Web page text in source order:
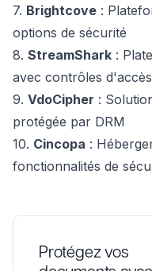
7. Brightcove :
options de sécurité
8. StreamShark :
avec contrôles d'accès
9. VdoCipher :
protégée par DRM
10. Cincopa :
fonctionnalités de
Protégez vos